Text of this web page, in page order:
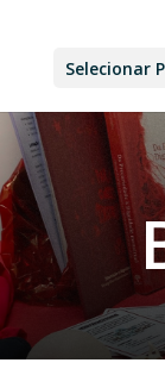
Selecionar